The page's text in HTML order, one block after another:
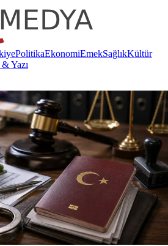
PolitikaEkonomiEmekSağlıkKültür
Yazı